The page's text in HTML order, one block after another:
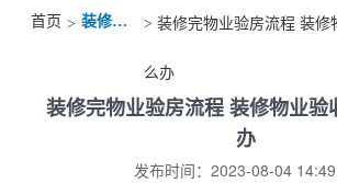
首页 > 装修资讯 > 装修完物业验房流程 装修
么办
装修完物业验房流程 装修物业验
办
发布时间：2023-08-04